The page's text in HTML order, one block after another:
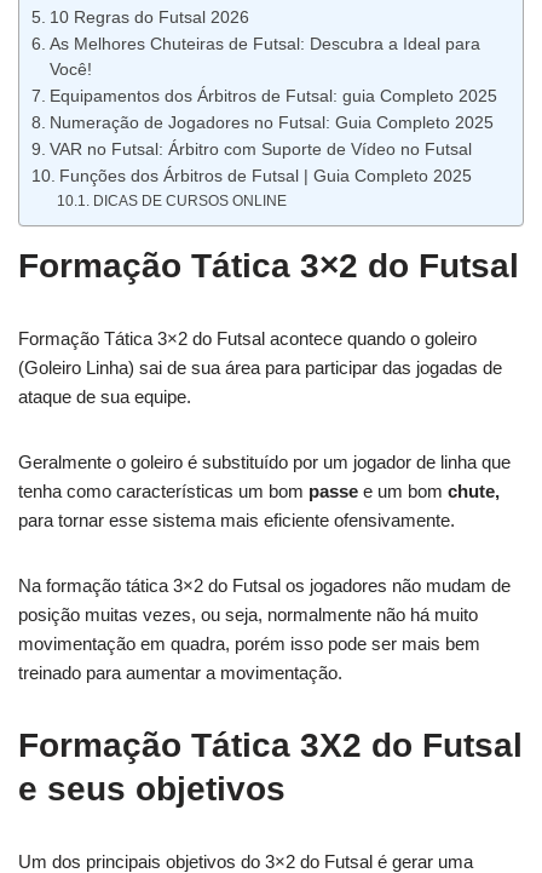
10 Regras do Futsal 2026
As Melhores Chuteiras de Futsal: Descubra a Ideal para
Você!
Equipamentos dos Árbitros de Futsal: guia Completo 2025
Numeração de Jogadores no Futsal: Guia Completo 2025
VAR no Futsal: Árbitro com Suporte de Vídeo no Futsal
Funções dos Árbitros de Futsal | Guia Completo 2025
DICAS DE CURSOS ONLINE
Formação Tática 3×2 do Futsal
Formação Tática 3×2 do Futsal acontece quando o goleiro
(Goleiro Linha) sai de sua área para participar das jogadas de
ataque de sua equipe.
Geralmente o goleiro é substituído por um jogador de linha que
tenha como características um bom passe e um bom chute,
para tornar esse sistema mais eficiente ofensivamente.
Na formação tática 3×2 do Futsal os jogadores não mudam de
posição muitas vezes, ou seja, normalmente não há muito
movimentação em quadra, porém isso pode ser mais bem
treinado para aumentar a movimentação.
Formação Tática 3X2 do Futsal
e seus objetivos
Um dos principais objetivos do 3×2 do Futsal é gerar uma